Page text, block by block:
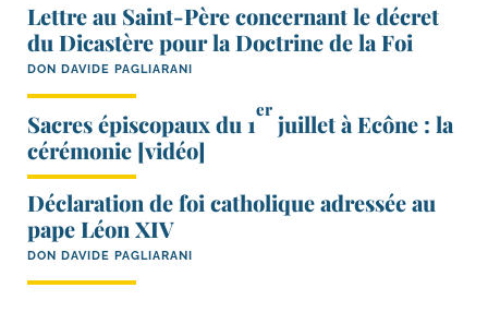
Lettre au Saint-​Père concernant le décret
du Dicastère pour la Doctrine de la Foi
DON DAVIDE PAGLIARANI
Sacres épiscopaux du 1
er
juillet à Ecône : la
cérémonie [vidéo]
Déclaration de foi catholique adressée au
pape Léon XIV
DON DAVIDE PAGLIARANI